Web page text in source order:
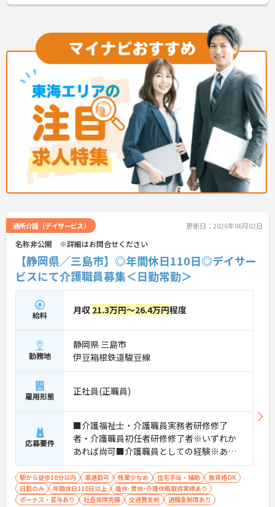
通所介護（デイサービス） 更新日：2026年06月02日
名称非公開 ※詳細はお問合せください
【静岡県／三島市】◎年間休日110日◎デイサー
ビスにて介護職員募集＜日勤常勤＞
給料 月収 21.3万円～26.4万円程度
勤務地
静岡県 三島市
伊豆箱根鉄道駿豆線
雇用形態 正社員(正職員)
応募要件
■介護福祉士・介護職員実務者研修修了
者・介護職員初任者研修修了者※いずれか
あれば尚可■介護職員としての経験※あれ
ば尚可■無資格OK ■普通自動車運転免許
（AT限定可※必須）
駅から徒歩10分以内 車通勤可 残業少なめ 住宅手当・補助
無資格OK
日勤のみ
年間休日110日以上
産休･育休･介護休暇取得実績あり
ボーナス・賞与あり
社会保険完備 交通費支給 退職金制度あり